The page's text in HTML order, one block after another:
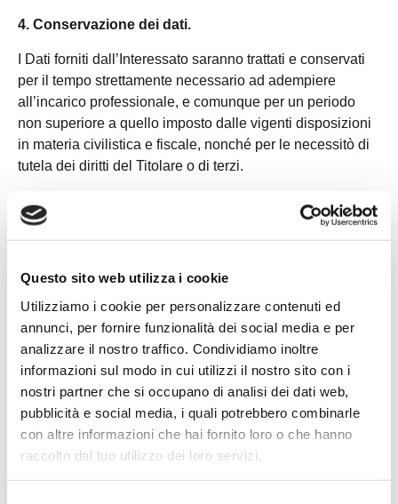
Questo sito web utilizza i cookie
Utilizziamo i cookie per personalizzare contenuti ed
annunci, per fornire funzionalità dei social media e per
analizzare il nostro traffico. Condividiamo inoltre
informazioni sul modo in cui utilizzi il nostro sito con i
nostri partner che si occupano di analisi dei dati web,
pubblicità e social media, i quali potrebbero combinarle
con altre informazioni che hai fornito loro o che hanno
raccolto dal tuo utilizzo dei loro servizi.
4. Conservazione dei dati.
I Dati forniti dall’Interessato saranno trattati e conservati
per il tempo strettamente necessario ad adempiere
all’incarico professionale, e comunque per un periodo
non superiore a quello imposto dalle vigenti disposizioni
in materia civilistica e fiscale, nonché per le necessitò di
tutela dei diritti del Titolare o di terzi.
consenso prestato, notificando tale volontà al Titolare del
trattamento ai riferimenti indicati all’art. 9. L’eventuale
revoca del consenso non pregiudica la liceità del
trattamento posto in essere in precedenza.
6. Conferimento dei dati.
Il conferimento dei dati oggetto del trattamento è
obbligatorio da parte dell’Interessato per consentire al
Titolare di adempiere correttamente ed efficacemente agli